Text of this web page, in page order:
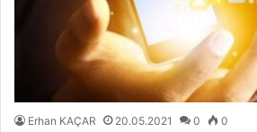
Erhan KAÇAR 20.05.2021 0 0